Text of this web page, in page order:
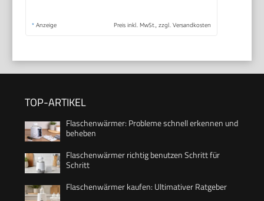
* Anzeige Preis inkl. MwSt., zzgl. Versandkosten
TOP-ARTIKEL
Flaschenwärmer: Probleme schnell erkennen und
beheben
Flaschenwärmer richtig benutzen Schritt für
Schritt
Flaschenwärmer kaufen: Ultimativer Ratgeber